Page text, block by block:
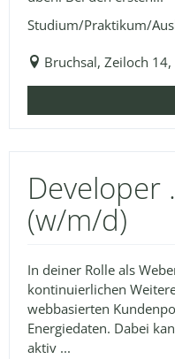
Studium/Praktikum/
Bruchsal, Zeiloch
Developer
(w/m/d)
In deiner Rolle als
kontinuierlichen
webbasierten
Energiedaten. Dabei
aktiv ...